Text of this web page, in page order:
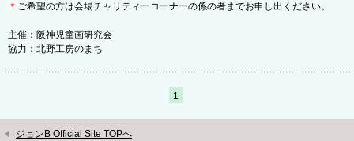
＊ ご希望の方は会場チャリティーコーナーの係の者までお申し出ください。
主催：阪神児童画研究会
協力：北野工房のまち
1
ジョンB Official Site TOPへ